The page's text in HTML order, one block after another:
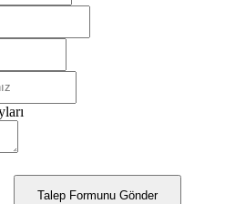
Talep Formunu Gönder